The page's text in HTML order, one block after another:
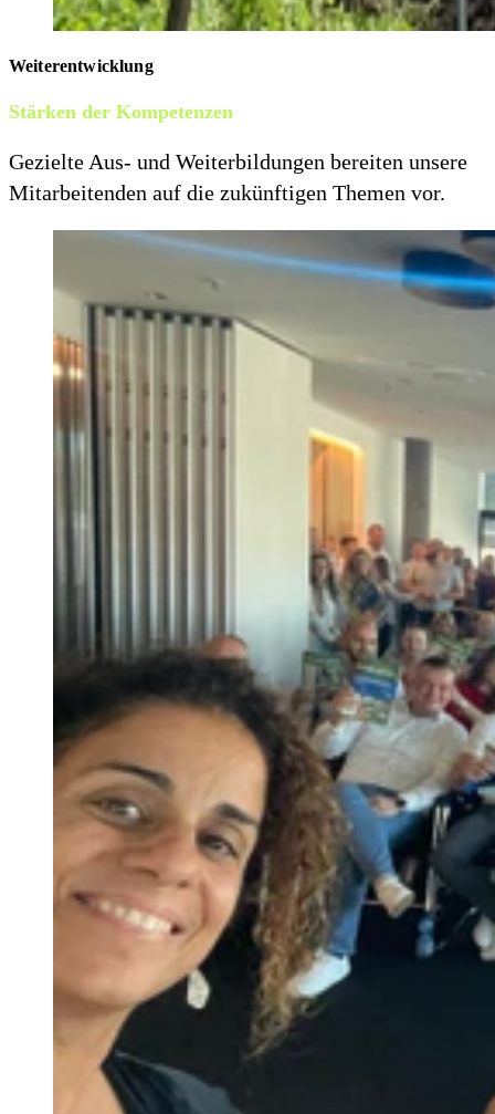
Weiterentwicklung
Stärken der Kompetenzen
Gezielte Aus- und Weiterbildungen bereiten unsere
Mitarbeitenden auf die zukünftigen Themen vor.